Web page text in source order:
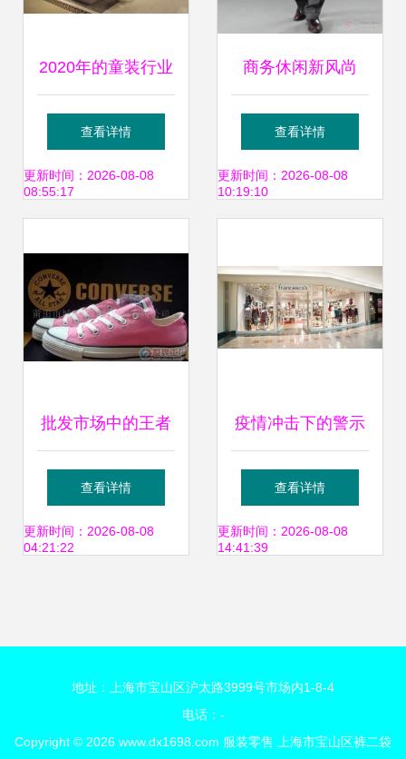
2020年的童装行业
新零售是否是唯一
出路？
查看详情
更新时间：2026-08-08
08:55:17
商务休闲新风尚
2014秋冬热卖男士
西裤解析
查看详情
更新时间：2026-08-08
10:19:10
批发市场中的王者
硫化鞋、休闲鞋与
库存鞋的零售机遇
查看详情
更新时间：2026-08-08
04:21:22
疫情冲击下的警示
美国女装零售商弗
朗西斯卡的破产之
查看详情
更新时间：2026-08-08
14:41:39
地址：上海市宝山区沪太路3999号市场内1-8-4
电话：-
Copyright © 2026 www.dx1698.com 服装零售 上海市宝山区裤二袋